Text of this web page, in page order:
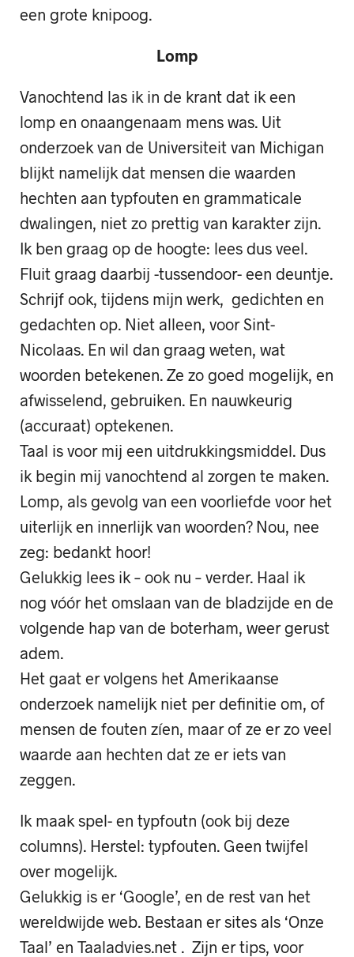
een grote knipoog.
Lomp
Vanochtend las ik in de krant dat ik een
lomp en onaangenaam mens was. Uit
onderzoek van de Universiteit van Michigan
blijkt namelijk dat mensen die waarden
hechten aan typfouten en grammaticale
dwalingen, niet zo prettig van karakter zijn.
Ik ben graag op de hoogte: lees dus veel.
Fluit graag daarbij -tussendoor- een deuntje.
Schrijf ook, tijdens mijn werk, gedichten en
gedachten op. Niet alleen, voor Sint-
Nicolaas. En wil dan graag weten, wat
woorden betekenen. Ze zo goed mogelijk, en
afwisselend, gebruiken. En nauwkeurig
(accuraat) optekenen.
Taal is voor mij een uitdrukkingsmiddel. Dus
ik begin mij vanochtend al zorgen te maken.
Lomp, als gevolg van een voorliefde voor het
uiterlijk en innerlijk van woorden? Nou, nee
zeg: bedankt hoor!
Gelukkig lees ik – ook nu – verder. Haal ik
nog vóór het omslaan van de bladzijde en de
volgende hap van de boterham, weer gerust
adem.
Het gaat er volgens het Amerikaanse
onderzoek namelijk niet per definitie om, of
mensen de fouten zíen, maar of ze er zo veel
waarde aan hechten dat ze er iets van
zeggen.
Ik maak spel- en typfoutn (ook bij deze
columns). Herstel: typfouten. Geen twijfel
over mogelijk.
Gelukkig is er ‘Google’, en de rest van het
wereldwijde web. Bestaan er sites als ‘Onze
Taal’ en Taaladvies.net . Zijn er tips, voor